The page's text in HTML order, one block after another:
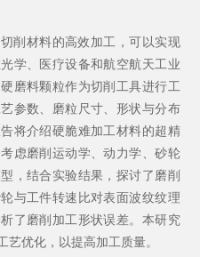
削材料的高效加工，可以实现
学、医疗设备和航空航天工业
磨料颗粒作为切削工具进行工
参数、磨粒尺寸、形状与分布
将介绍硬脆难加工材料的超精
虑磨削运动学、动力学、砂轮
，结合实验结果，探讨了磨削
与工件转速比对表面波纹纹理
了磨削加工形状误差。本研究
优化，以提高加工质量。